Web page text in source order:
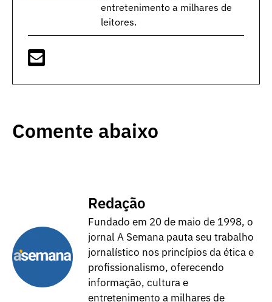
entretenimento a milhares de
leitores.
Comente abaixo
Redação
Fundado em 20 de maio de 1998, o
jornal A Semana pauta seu trabalho
jornalístico nos princípios da ética e
profissionalismo, oferecendo
informação, cultura e
entretenimento a milhares de